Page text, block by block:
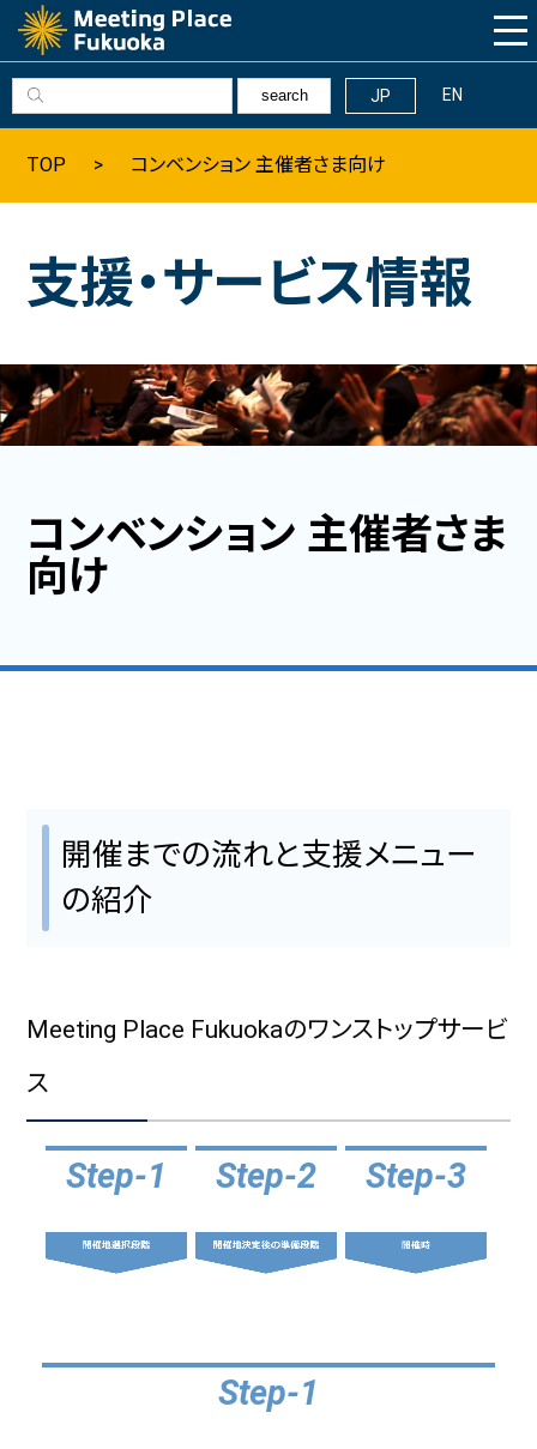
search JP EN
Why Fukuoka
福岡の基本情報
福岡へのアクセス
数字で見る福岡
福岡のイベント・行事・お祭
支援・サービス情報
サプライヤー
ハイブリッド開催の提案
スポーツ施設
TOP コンベンション 主催者さま向け
支援・サービス情報
コンベンション 主催者さま
向け
開催までの流れと支援メニュー
の紹介
Meeting Place Fukuokaのワンストップサービ
ス
Step-1 Step-2 Step-3
Step-1